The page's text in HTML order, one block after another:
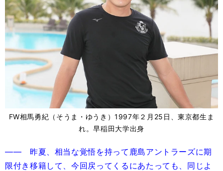
FW相馬勇紀（そうま・ゆうき）1997年２月25日、東京都生ま
れ。早稲田大学出身
―― 昨夏、相当な覚悟を持って鹿島アントラーズに期
限付き移籍して、今回戻ってくるにあたっても、同じよ